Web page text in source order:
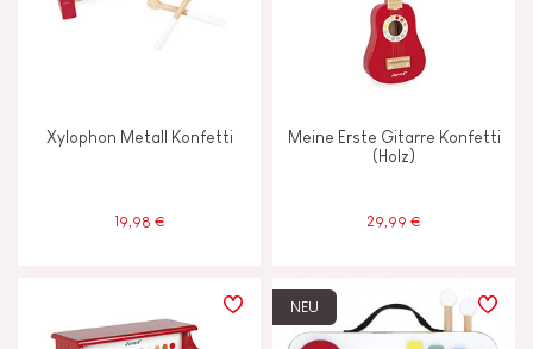
Xylophon Metall Konfetti
19,98 €
Meine Erste Gitarre Konfetti
(Holz)
29,99 €
NEU